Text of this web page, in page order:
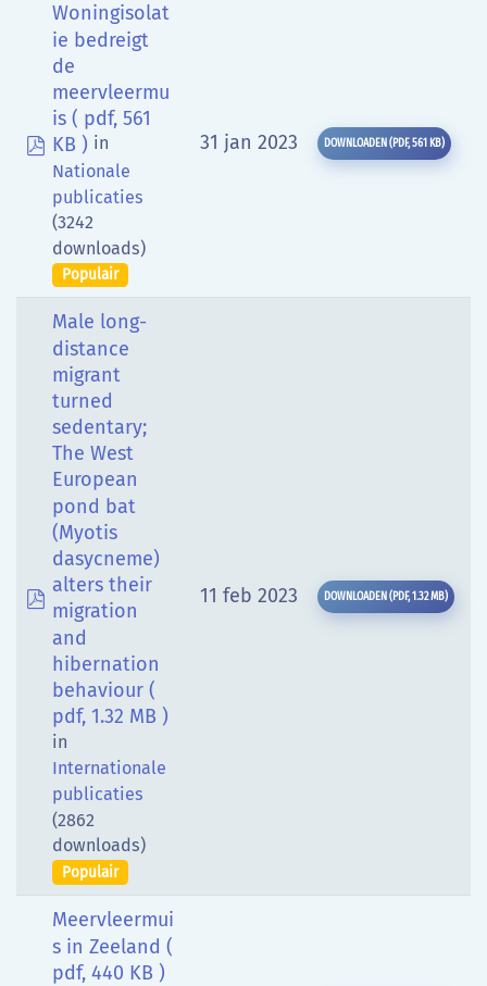
pdf
Woningisolat
ie bedreigt
de
meervleermu
is ( pdf, 561
KB ) in
Nationale
publicaties
(3242
downloads)
Populair
31 jan 2023 DOWNLOADEN (PDF,561 KB)
pdf
Male long-
distance
migrant
turned
sedentary;
The West
European
pond bat
(Myotis
dasycneme)
alters their
migration
and
hibernation
behaviour (
pdf, 1.32 MB )
in
Internationale
publicaties
(2862
downloads)
Populair
11 feb 2023 DOWNLOADEN (PDF,1.32 MB)
Meervleermui
s in Zeeland (
pdf, 440 KB )